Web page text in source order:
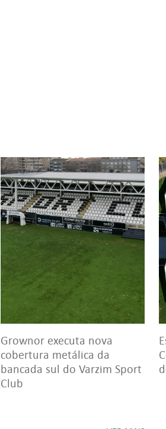
Grownor executa nova
cobertura metálica da
bancada sul do Varzim Sport
Club